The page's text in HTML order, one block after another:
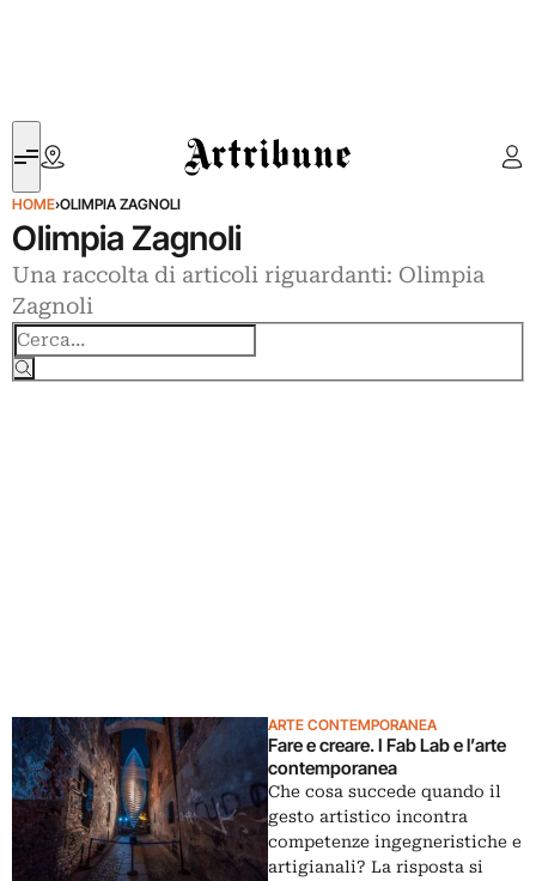
Artribune
HOME›OLIMPIA ZAGNOLI
Olimpia Zagnoli
Una raccolta di articoli riguardanti: Olimpia
Zagnoli
ARTE CONTEMPORANEA
Fare e creare. I Fab Lab e l’arte
contemporanea
Che cosa succede quando il
gesto artistico incontra
competenze ingegneristiche e
artigianali? La risposta si